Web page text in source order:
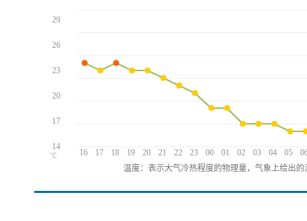
16 17 18 19 20 21 22 23 00 01 02 03 04 05
29
26
23
20
17
14
℃
温度：表示大气冷热程度的物理量，气象上给出